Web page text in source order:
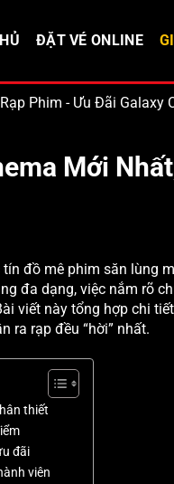
ĐẶT VÉ ONLINE
Phim - Ưu Đãi Galaxy
Mới
đồ mê phim săn lùng
đa dạng, việc nắm rõ
viết này tổng hợp chi
ra rạp đều “hời” nhất.
thiết
đãi
viên